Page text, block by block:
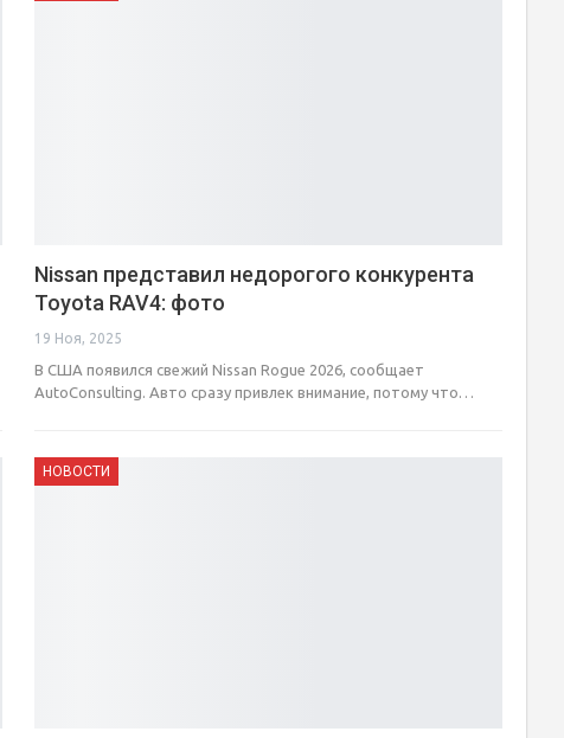
Nissan представил недорогого конкурента
Toyota RAV4: фото
19 Ноя, 2025
В США появился свежий Nissan Rogue 2026, сообщает
AutoConsulting. Авто сразу привлек внимание, потому что…
НОВОСТИ